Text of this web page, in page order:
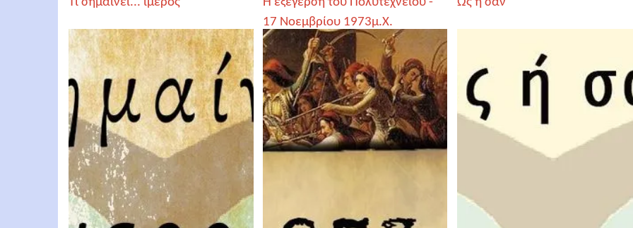
17 Νοεμβρίου 1973μ.Χ.